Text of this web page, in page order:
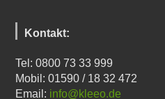
Kontakt:
Tel: 0800 73 33 999
Mobil: 01590 / 18 32 472
Email: info@kleeo.de